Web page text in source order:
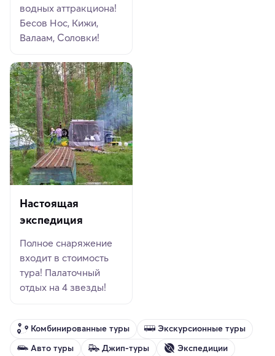
водных аттракциона!
Бесов Нос, Кижи,
Валаам, Соловки!
Настоящая
экспедиция
Полное снаряжение
входит в стоимость
тура! Палаточный
отдых на 4 звезды!
Комбинированные туры
Экскурсионные туры
Авто туры
Джип-туры Экспедиции